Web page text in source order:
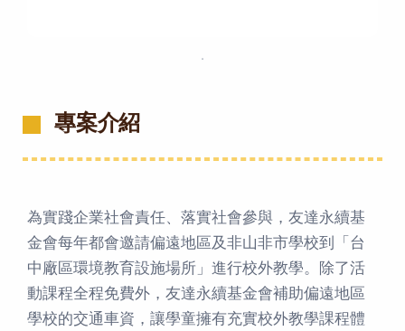
．
專案介紹
為實踐企業社會責任、落實社會參與，友達永續基
金會每年都會邀請偏遠地區及非山非市學校到「台
中廠區環境教育設施場所」進行校外教學。除了活
動課程全程免費外，友達永續基金會補助偏遠地區
學校的交通車資，讓學童擁有充實校外教學課程體